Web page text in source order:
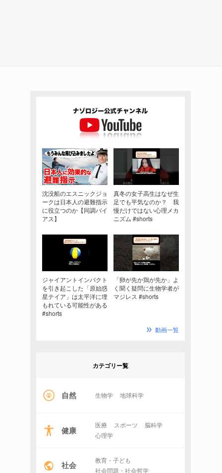
沈没船のエスニックジョ
ークは日本人の避難指示
に役立つのか【同調バイ
アス】
真冬の女子高生はなぜ生
足でも平気なのか？ 我
慢だけではない心理メカ
ニズム #shorts
ジャイアントインパクト
を引き起こした「原始惑
星テイア」は太平洋に埋
もれている可能性がある
#shorts
「卵が先か鶏が先か」よ
く聞く疑問に生物学者が
マジレス #shorts
動画一覧
カテゴリー覧
自然 生物学 地球科学
健康 医療 スポーツ
脳科学
心理学
社会
教育・子ども
社会問題・社会哲学